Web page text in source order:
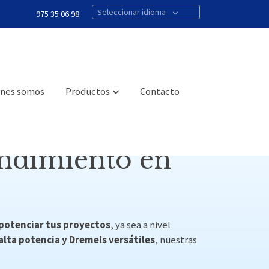
975 35 06 98 Seleccionar idioma
somos Productos Contacto
en
tus proyectos, ya sea a nivel
potencia y Dremels versátiles, nuestras